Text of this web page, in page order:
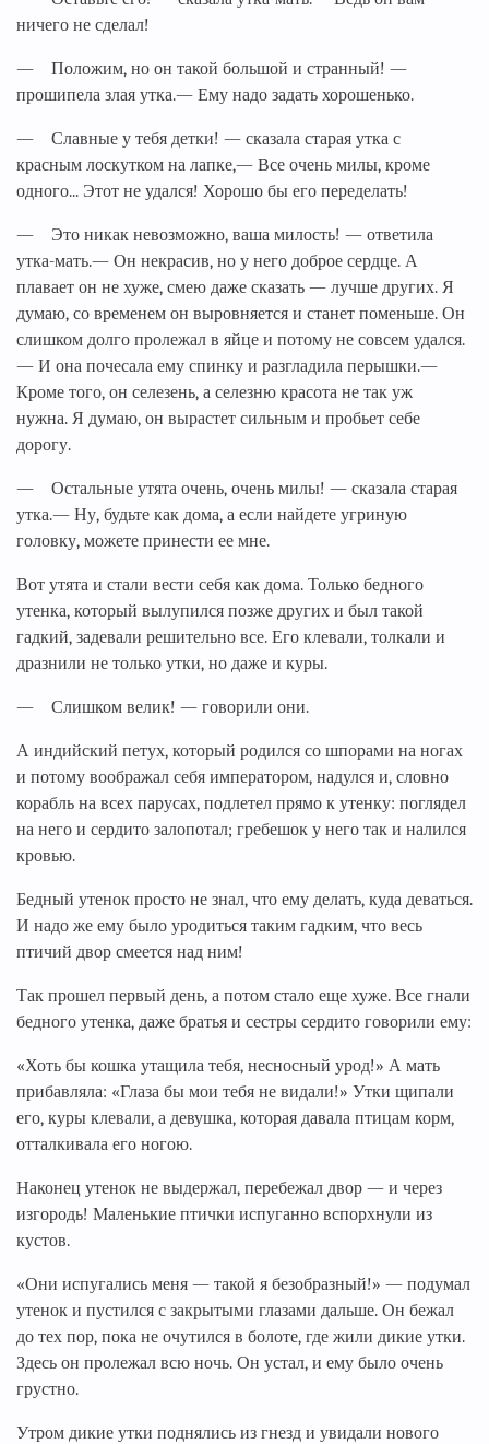
ничего не сделал!
— Положим, но он такой большой и странный! —
прошипела злая утка.— Ему надо задать хорошенько.
— Славные у тебя детки! — сказала старая утка с
красным лоскутком на лапке,— Все очень милы, кроме
одного... Этот не удался! Хорошо бы его переделать!
— Это никак невозможно, ваша милость! — ответила
утка-мать.— Он некрасив, но у него доброе сердце. А
плавает он не хуже, смею даже сказать — лучше других. Я
думаю, со временем он выровняется и станет поменьше. Он
слишком долго пролежал в яйце и потому не совсем удался.
— И она почесала ему спинку и разгладила перышки.—
Кроме того, он селезень, а селезню красота не так уж
нужна. Я думаю, он вырастет сильным и пробьет себе
дорогу.
— Остальные утята очень, очень милы! — сказала старая
утка.— Ну, будьте как дома, а если найдете угриную
головку, можете принести ее мне.
Вот утята и стали вести себя как дома. Только бедного
утенка, который вылупился позже других и был такой
гадкий, задевали решительно все. Его клевали, толкали и
дразнили не только утки, но даже и куры.
— Слишком велик! — говорили они.
А индийский петух, который родился со шпорами на ногах
и потому воображал себя императором, надулся и, словно
корабль на всех парусах, подлетел прямо к утенку: поглядел
на него и сердито залопотал; гребешок у него так и налился
кровью.
Бедный утенок просто не знал, что ему делать, куда деваться.
И надо же ему было уродиться таким гадким, что весь
птичий двор смеется над ним!
Так прошел первый день, а потом стало еще хуже. Все гнали
бедного утенка, даже братья и сестры сердито говорили ему:
«Хоть бы кошка утащила тебя, несносный урод!» А мать
прибавляла: «Глаза бы мои тебя не видали!» Утки щипали
его, куры клевали, а девушка, которая давала птицам корм,
отталкивала его ногою.
Наконец утенок не выдержал, перебежал двор — и через
изгородь! Маленькие птички испуганно вспорхнули из
кустов.
«Они испугались меня — такой я безобразный!» — подумал
утенок и пустился с закрытыми глазами дальше. Он бежал
до тех пор, пока не очутился в болоте, где жили дикие утки.
Здесь он пролежал всю ночь. Он устал, и ему было очень
грустно.
Утром дикие утки поднялись из гнезд и увидали нового